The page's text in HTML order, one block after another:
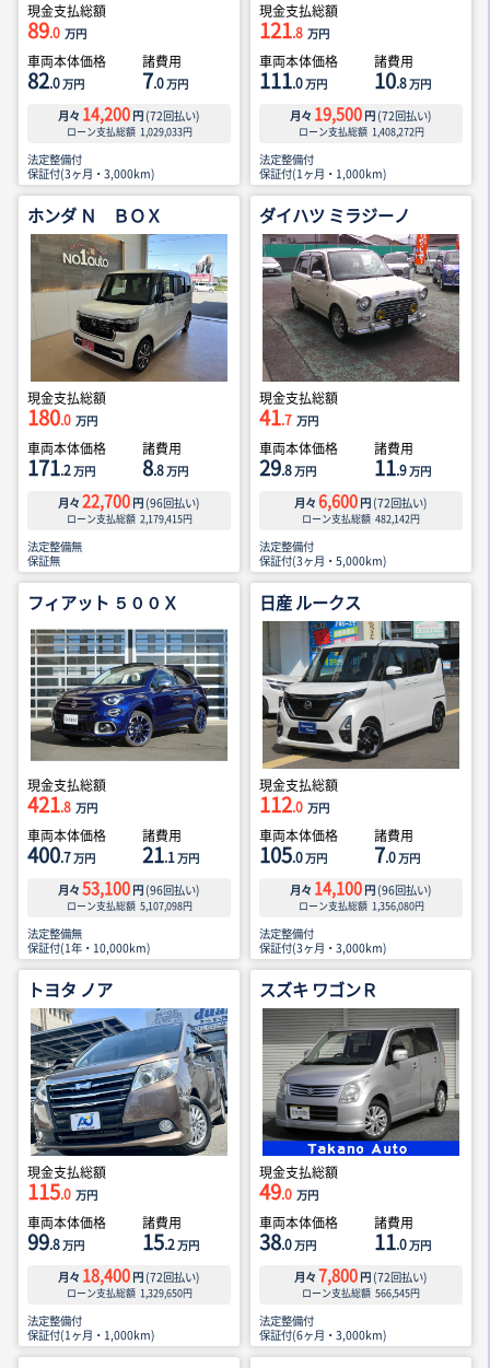
現金支払総額
89.0 万円
車両本体価格
82.0万円
諸費用
7.0万円
月々 14,200 円 (72回払い)
ローン支払総額 1,029,033円
法定整備付
保証付(3ヶ月・3,000km)
現金支払総額
121.8 万円
車両本体価格
111.0万円
諸費用
10.8万円
月々 19,500 円 (72回払い)
ローン支払総額 1,408,272円
法定整備付
保証付(1ヶ月・1,000km)
ホンダ Ｎ ＢＯＸ
現金支払総額
180.0 万円
車両本体価格
171.2万円
諸費用
8.8万円
月々 22,700 円 (96回払い)
ローン支払総額 2,179,415円
法定整備無
保証無
ダイハツ ミラジーノ
現金支払総額
41.7 万円
車両本体価格
29.8万円
諸費用
11.9万円
月々 6,600 円 (72回払い)
ローン支払総額 482,142円
法定整備付
保証付(3ヶ月・5,000km)
フィアット ５００Ｘ
現金支払総額
421.8 万円
車両本体価格
400.7万円
諸費用
21.1万円
月々 53,100 円 (96回払い)
ローン支払総額 5,107,098円
法定整備無
保証付(1年・10,000km)
日産 ルークス
現金支払総額
112.0 万円
車両本体価格
105.0万円
諸費用
7.0万円
月々 14,100 円 (96回払い)
ローン支払総額 1,356,080円
法定整備付
保証付(3ヶ月・3,000km)
トヨタ ノア
現金支払総額
115.0 万円
車両本体価格
99.8万円
諸費用
15.2万円
月々 18,400 円 (72回払い)
ローン支払総額 1,329,650円
法定整備付
保証付(1ヶ月・1,000km)
スズキ ワゴンＲ
現金支払総額
49.0 万円
車両本体価格
38.0万円
諸費用
11.0万円
月々 7,800 円 (72回払い)
ローン支払総額 566,545円
法定整備付
保証付(6ヶ月・3,000km)